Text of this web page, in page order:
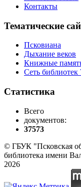
Контакты
Тематические
Псковиана
Дыхание веков
Книжные
Сеть библиотек
Статистика
Всего
документов:
37573
© ГБУК "Псковская
библиотека имени
2026